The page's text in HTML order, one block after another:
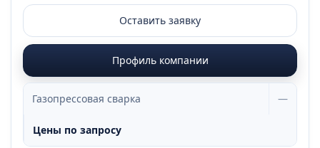
Оставить заявку
Профиль компании
Газопрессовая сварка —
Цены по запросу